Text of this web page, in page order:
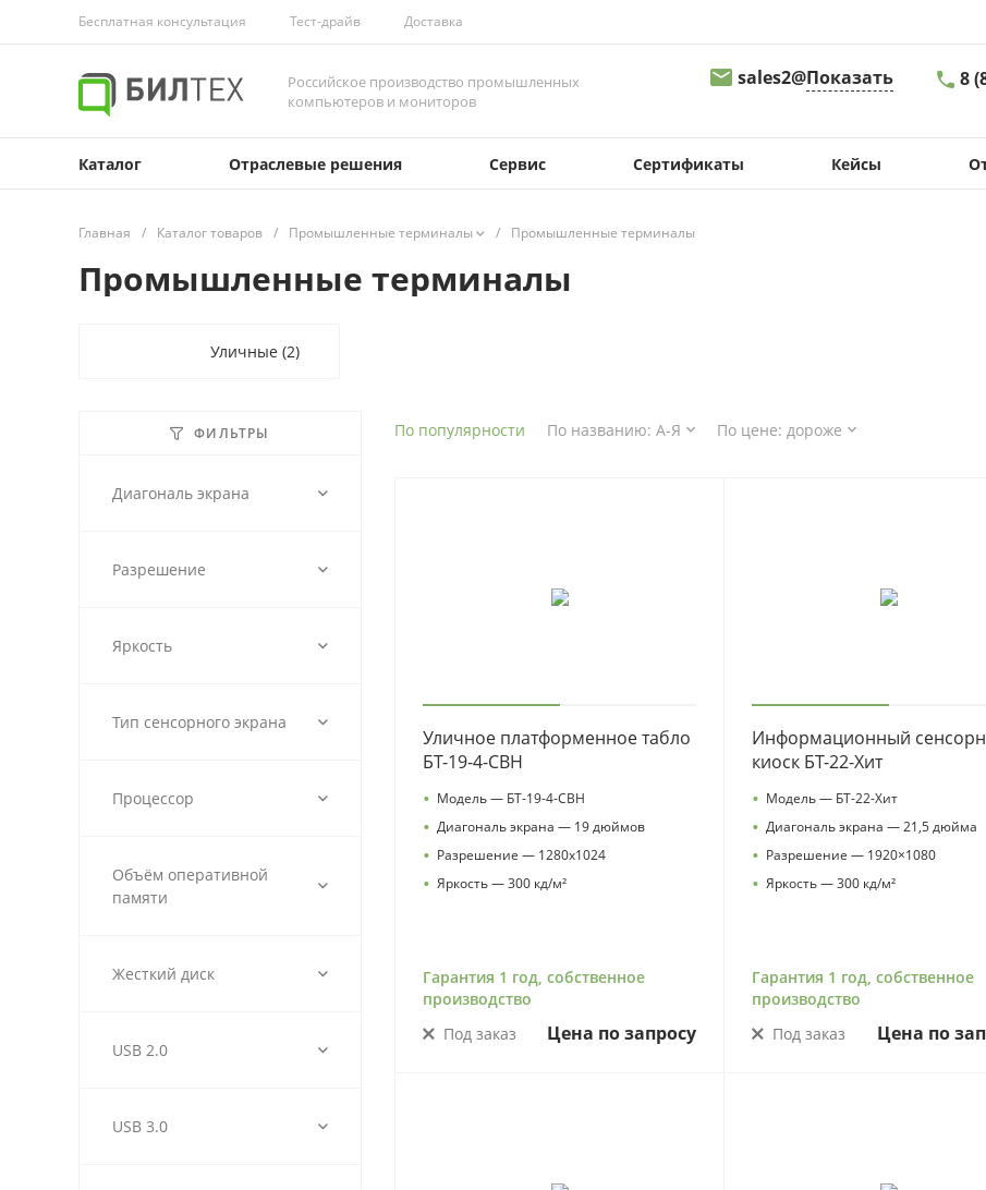
Бесплатная консультация Тест-драйв Доставка
Российское производство промышленных
компьютеров и мониторов
sales2@Показать 8
г.
Каталог Отраслевые решения Сервис Сертификаты Кейсы
Главная / Каталог товаров / Промышленные терминалы / Промышленные терминалы
Промышленные терминалы
Уличные (2)
ФИЛЬТРЫ
Диагональ экрана
Разрешение
Яркость
Тип сенсорного экрана
Процессор
Объём оперативной
памяти
Жесткий диск
USB 2.0
USB 3.0
По популярности По названию: А-Я По цене: дороже
Уличное платформенное табло
БТ-19-4-СВН
• Модель — БТ-19-4-СВН
• Диагональ экрана — 19 дюймов
• Разрешение — 1280х1024
• Яркость — 300 кд/м²
Гарантия 1 год, собственное
производство
Под заказ
Цена по запросу
Информационный
киоск БТ-22-Хит
• Модель — БТ-22-Хит
• Диагональ экрана — 21,5 дюйма
• Разрешение — 1920×1080
• Яркость — 300 кд/м²
Гарантия 1 год, собственное
производство
Под заказ
Цена по